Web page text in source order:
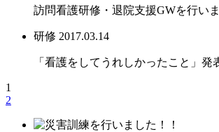
訪問看護研修・退院支援GWを行い
研修 2017.03.14
「看護をしてうれしかったこと」発
1
2